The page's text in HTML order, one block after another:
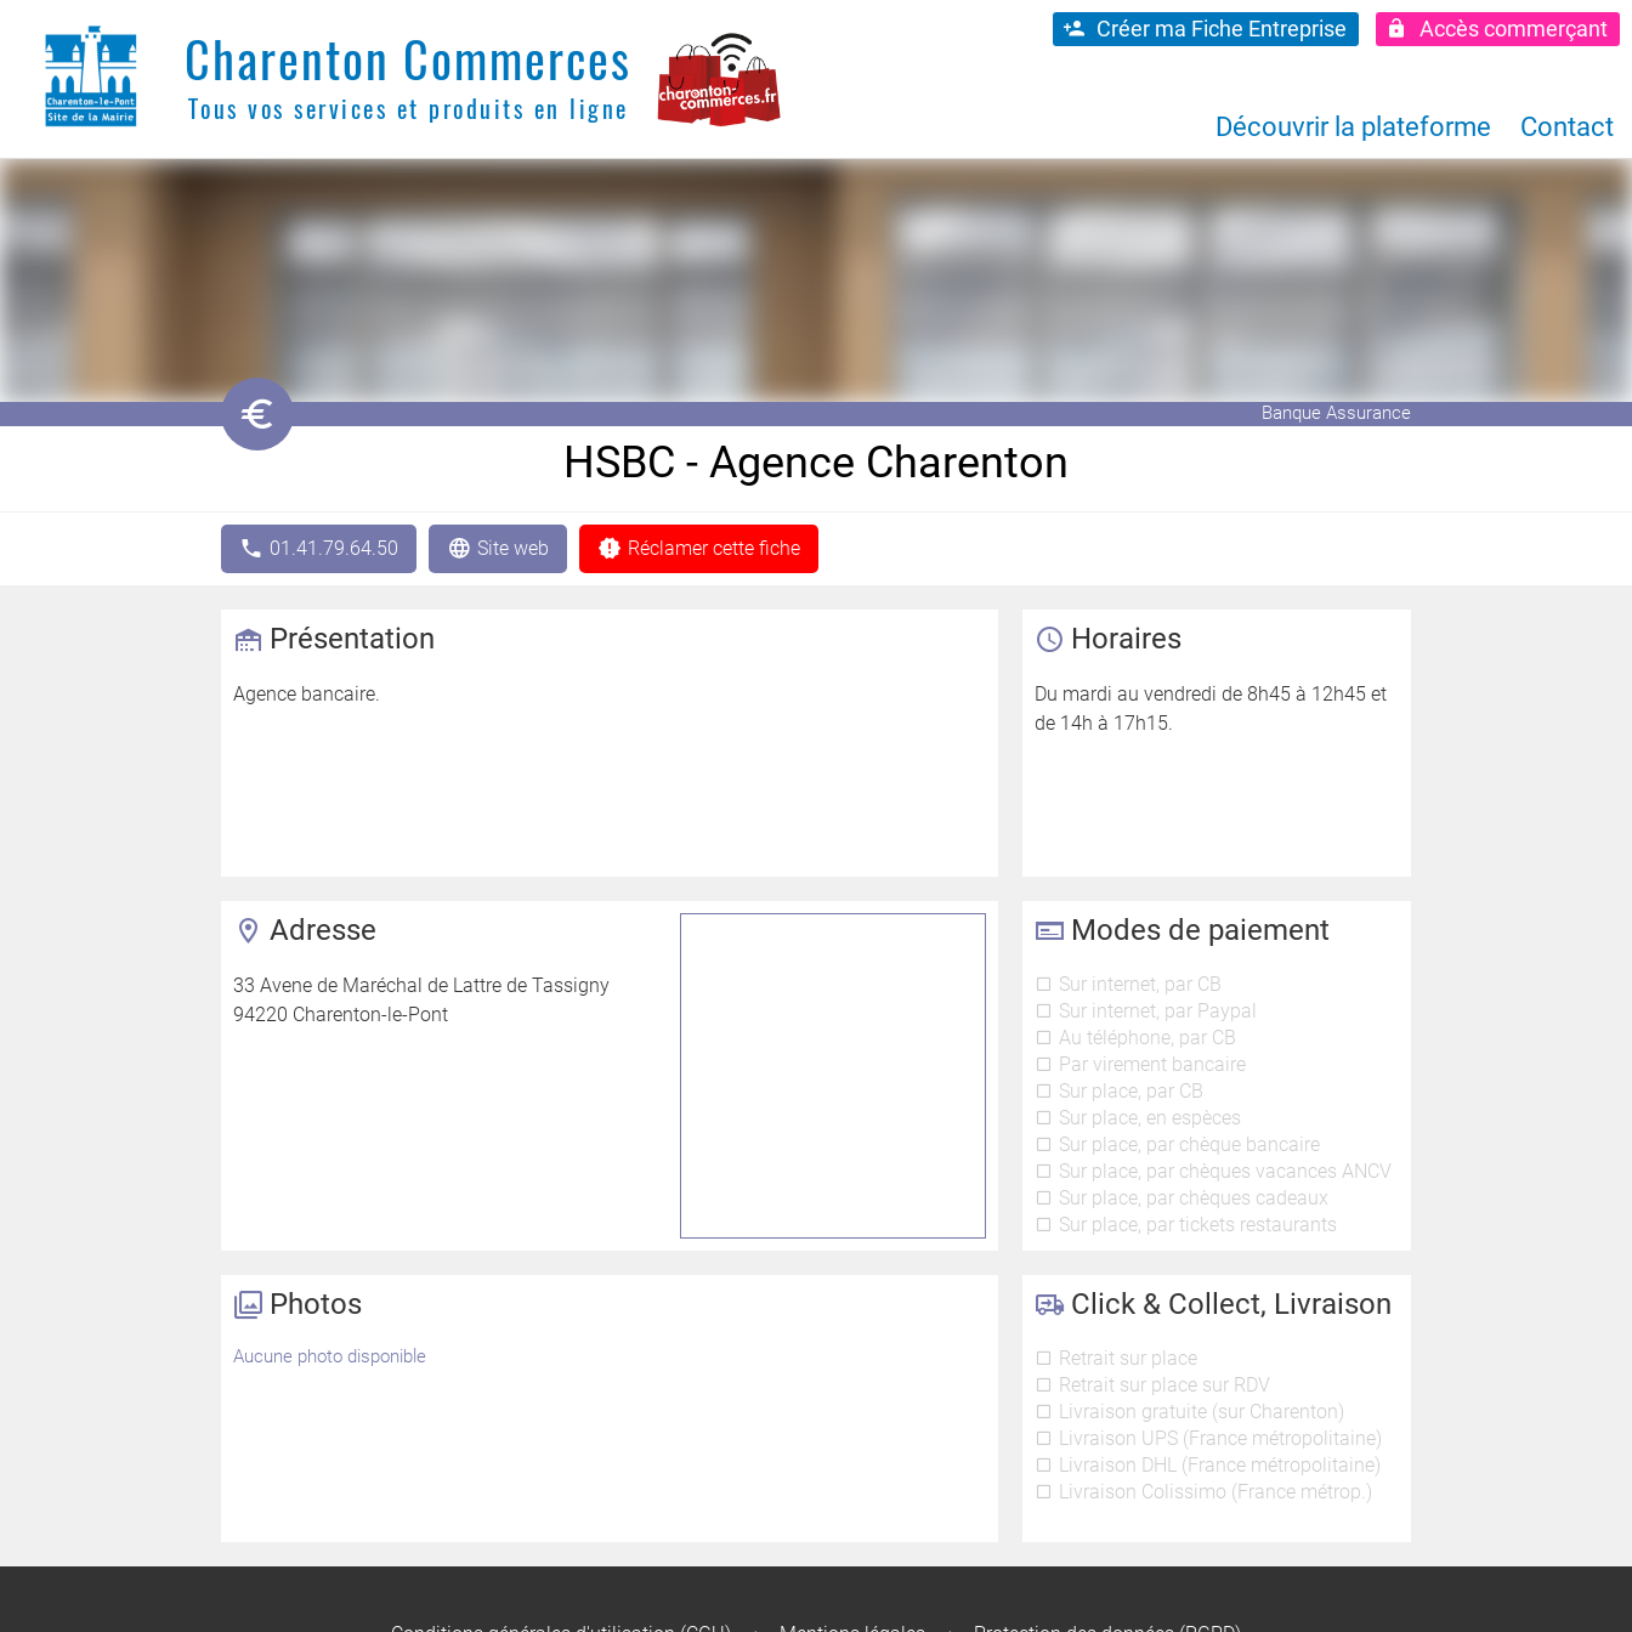
Charenton Commerces
Tous vos services et produits en ligne
Créer ma Fiche Entreprise Accès commerçant
Découvrir la plateforme Contact
󰆭 Banque Assurance
HSBC - Agence Charenton
01.41.79.64.50 Site web Réclamer cette fiche
Présentation
Agence bancaire.
Horaires
Du mardi au vendredi de 8h45 à 12h45 et
de 14h à 17h15.
Adresse
33 Avene de Maréchal de Lattre de Tassigny
94220 Charenton-le-Pont
Modes de paiement
Sur internet, par CB
Sur internet, par Paypal
Au téléphone, par CB
Par virement bancaire
Sur place, par CB
Sur place, en espèces
Sur place, par chèque bancaire
Sur place, par chèques vacances ANCV
Sur place, par chèques cadeaux
Sur place, par tickets restaurants
Photos
Aucune photo disponible
Click & Collect, Livraison
Retrait sur place
Retrait sur place sur RDV
Livraison gratuite (sur Charenton)
Livraison UPS (France métropolitaine)
Livraison DHL (France métropolitaine)
Livraison Colissimo (France métrop.)